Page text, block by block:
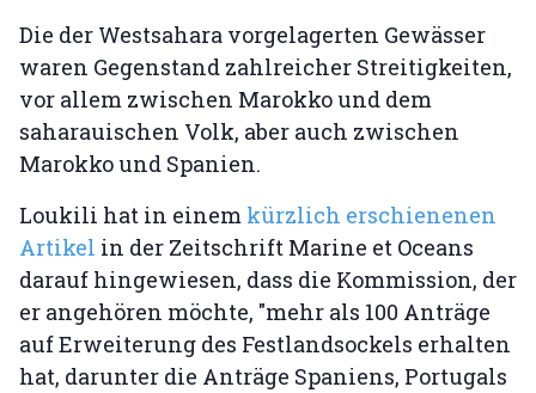
Die der Westsahara vorgelagerten Gewässer
waren Gegenstand zahlreicher Streitigkeiten,
vor allem zwischen Marokko und dem
saharauischen Volk, aber auch zwischen
Marokko und Spanien.
Loukili hat in einem kürzlich erschienenen
Artikel in der Zeitschrift Marine et Oceans
darauf hingewiesen, dass die Kommission, der
er angehören möchte, "mehr als 100 Anträge
auf Erweiterung des Festlandsockels erhalten
hat, darunter die Anträge Spaniens, Portugals